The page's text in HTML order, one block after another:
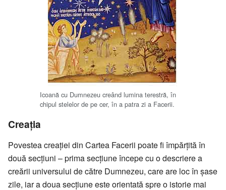
Icoană cu Dumnezeu creând lumina terestră, în
chipul stelelor de pe cer, în a patra zi a Facerii.
Creaţia
Povestea creaţiei din Cartea Facerii poate fi împărţită în
două secţiuni – prima secţiune începe cu o descriere a
creării universului de către Dumnezeu, care are loc în şase
zile, iar a doua secţiune este orientată spre o istorie mai